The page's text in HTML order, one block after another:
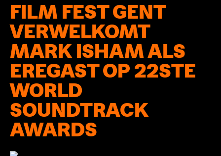
FILM FEST GENT
VERWELKOMT
MARK ISHAM ALS
EREGAST OP 22STE
WORLD
SOUNDTRACK
AWARDS